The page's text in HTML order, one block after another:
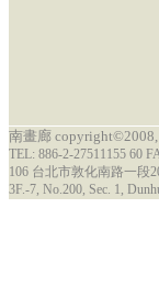
南畫廊 copyright©2008,
TEL: 886-2-27511155 60
106 台北市敦化南路一段
3F.-7, No.200, Sec. 1,